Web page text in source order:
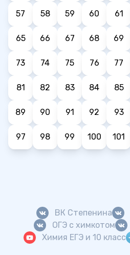
57 58 59 60 61
65 66 67 68 69
73 74 75 76 77
81 82 83 84 85
89 90 91 92 93
97 98 99 100 101
ВК Степенина
ОГЭ с химкотом
Химия ЕГЭ и 10 класс